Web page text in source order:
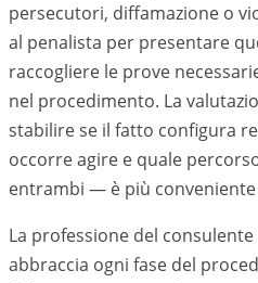
persecutori, diffamazione o
al penalista per presentare
raccogliere le prove
nel procedimento. La
stabilire se il fatto configura
occorre agire e quale
entrambi — è più
La professione del
abbraccia ogni fase del